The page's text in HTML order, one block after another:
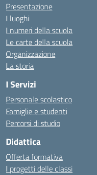
Presentazione
I luoghi
I numeri della scuola
Le carte della scuola
Organizzazione
La storia
I Servizi
Personale scolastico
Famiglie e studenti
Percorsi di studio
Didattica
Offerta formativa
I progetti delle classi